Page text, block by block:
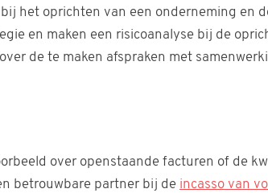
het oprichten van een onderneming en
en maken een risicoanalyse bij de
de te maken afspraken met
over openstaande facturen of de
betrouwbare partner bij de incasso van